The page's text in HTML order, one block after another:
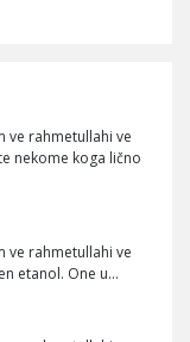
ve rahmetullahi ve
nekome koga lično
ve rahmetullahi ve
etanol. One u…